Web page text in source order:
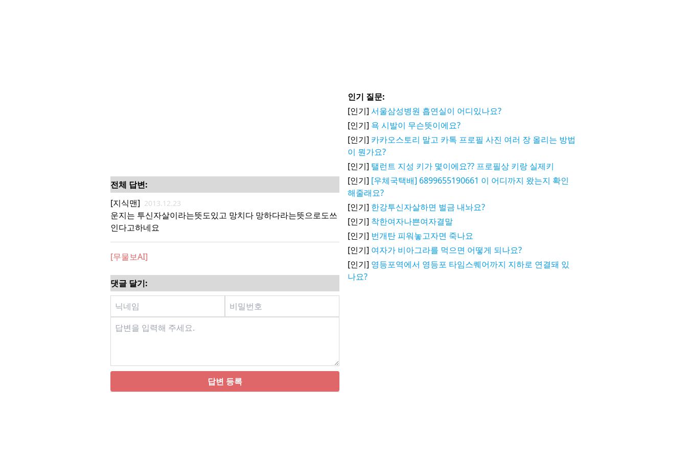
전체 답변:
[지식맨] 2013.12.23
운지는 투신자살이라는뜻도있고 망치다 망하다라는뜻으로도쓰
인다고하네요
[무물보AI]
댓글 달기:
답변 등록
인기 질문:
[인기] 서울삼성병원 흡연실이 어디있나요?
[인기] 욕 시발이 무슨뜻이에요?
[인기] 카카오스토리 말고 카톡 프로필 사진 여러 장 올리는 방법
이 뭔가요?
[인기] 탤런트 지성 키가 몇이에요?? 프로필상 키랑 실제키
[인기] [우체국택배] 6899655190661 이 어디까지 왔는지 확인
해줄래요?
[인기] 한강투신자살하면 벌금 내놔요?
[인기] 착한여자나쁜여자결말
[인기] 번개탄 피워놓고자면 죽나요
[인기] 여자가 비아그라를 먹으면 어떻게 되나요?
[인기] 영등포역에서 영등포 타임스퀘어까지 지하로 연결돼 있
나요?